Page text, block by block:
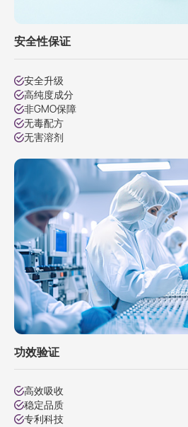
安全性保证
安全升级
高纯度成分
非GMO保障
无毒配方
无害溶剂
功效验证
高效吸收
稳定品质
专利科技